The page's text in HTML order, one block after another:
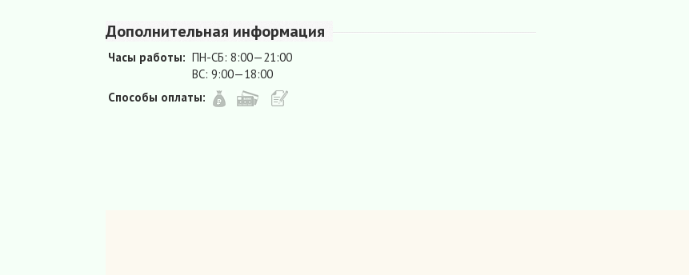
Дополнительная информация
Часы работы: ПН-СБ: 8:00—21:00
ВС: 9:00—18:00
Способы оплаты: